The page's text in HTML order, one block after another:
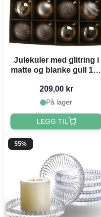
Julekuler med glitring i
matte og blanke gull 16x
209,00 kr
På lager
LEGG TIL
55%